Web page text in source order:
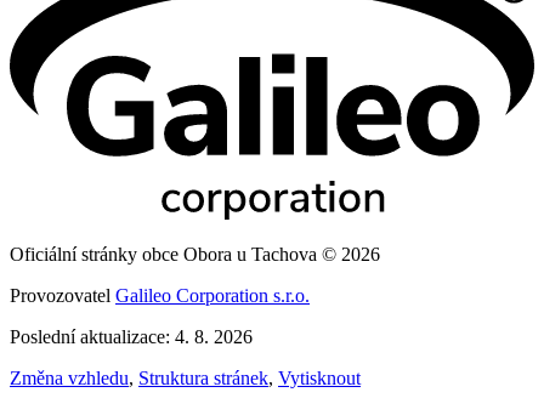
Oficiální stránky obce Obora u Tachova © 2026
Provozovatel Galileo Corporation s.r.o.
Poslední aktualizace: 4. 8. 2026
Změna vzhledu, Struktura stránek, Vytisknout